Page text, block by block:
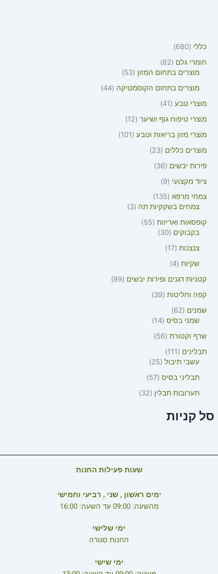
כללי
680
חומרי גלם
82
מוצרים בתחום המזון
53
מוצרים בתחום הקוסמטיקה 44
מוצרי טבע
41
מוצרי טיפוח גוף ושיער 12
מוצרי מזון בריאות וטבע
101
מוצרים כללים
23
פירות יבשים
36
ציוד מקצועי
9
צמחי מרפא 135
צמחים בשקקיות תה
3
קופסאות ואריזות 55
בקבוקים
30
צנצנות 17
שקיות 4
קטניות דגנים ופירות יבשים
99
קפה וחליטות 39
שמנים
62
שמני בסיס 14
שרף וקטורת 56
תבלינים
111
עשבי תיבול 25
תבליני בסיס 57
תערובות תבלין
32
סל קניות
שעות פעילות החנות
ימים ראשון , שני , רביעי וחמישי
מהשעה: 09:00 עד השעה: 16:00
ימי שלישי
החנות סגורה
ימי שישי